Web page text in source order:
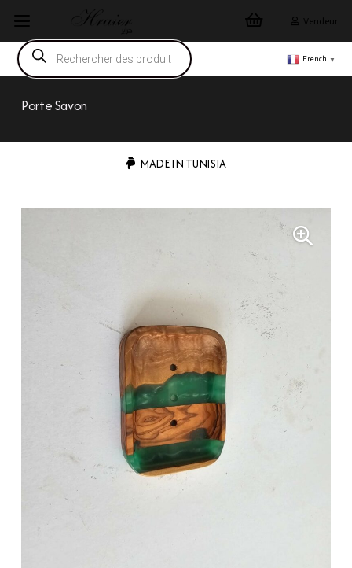
Vendeur
Recherche
de
produits
French ▼
Porte Savon
MADE IN TUNISIA